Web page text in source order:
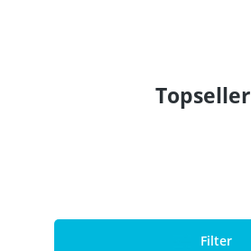
Topseller
Filter